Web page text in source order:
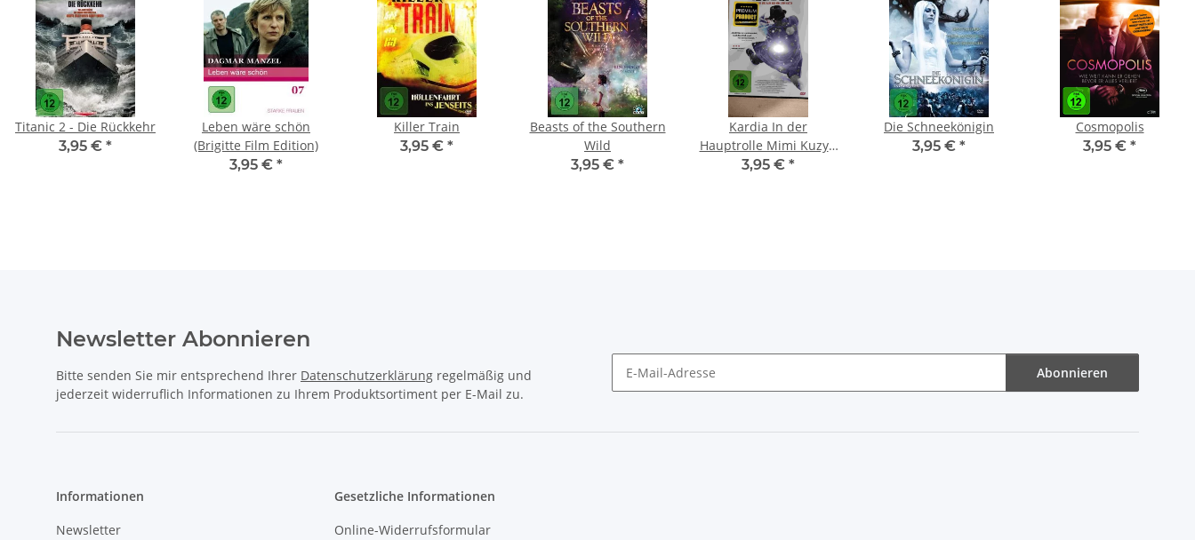
Titanic 2 - Die Rückkehr
3,95 € *
Leben wäre schön
(Brigitte Film Edition)
3,95 € *
Killer Train
3,95 € *
Beasts of the Southern
Wild
3,95 € *
Kardia In der
Hauptrolle Mimi Kuzyk,
Peter Stebbings und
3,95 € *
Die Schneekönigin
3,95 € *
Cosmopolis
3,95 € *
Newsletter Abonnieren
Bitte senden Sie mir entsprechend Ihrer Datenschutzerklärung regelmäßig und
jederzeit widerruflich Informationen zu Ihrem Produktsortiment per E-Mail zu.
Abonnieren
Informationen
Newsletter
Gesetzliche Informationen
Online-Widerrufsformular